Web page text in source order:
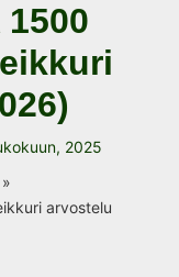
2025
arvostelu